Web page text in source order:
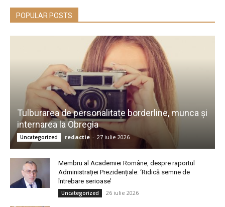
POPULAR POSTS
Tulburarea de personalitate borderline, munca și
internarea la Obregia
Uncategorized redactie - 27 iulie 2026
Membru al Academiei Române, despre raportul
Administrației Prezidențiale: ‘Ridică semne de
întrebare serioase’
Uncategorized 26 iulie 2026